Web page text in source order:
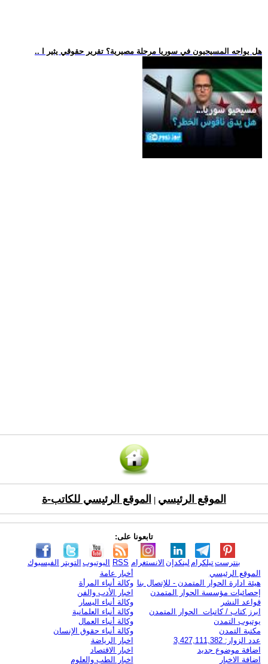
.. هل يواجه المسيحيون في سوريا مرحلة مصيرية؟ تقرير حقوقي يثير ا
الموقع الرئيسي الموقع الرئيسي للكاتب-ة
تابعونا على:
الفيسبوك التويتر اليوتيوب RSS الانستغرام لينكدإن تيلكرامبنترست
الموقع الرئيسي
هيئة ادارة الحوار المتمدن - للإتصال بنا
إحصائيات مؤسسة الحوار المتمدن
قواعد النشر
ابرز كتاب / كاتبات الحوار المتمدن
يوتيوب التمدن
مكتبة التمدن
عدد الزوار: 3,427,111,382
اضافة موضوع جديد
اضافة الاخبار
أخبار عامة
وكالة أنباء المرأة
اخبار الأدب والفن
وكالة أنباء اليسار
وكالة أنباء العلمانية
وكالة أنباء العمال
وكالة أنباء حقوق الإنسان
اخبار الرياضة
اخبار الاقتصاد
اخبار الطب والعلوم